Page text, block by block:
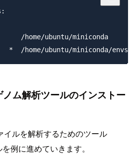
home/ubuntu/miniconda
ム解析ツールのインストー
ルを解析するためのツール
例に進めていきます。